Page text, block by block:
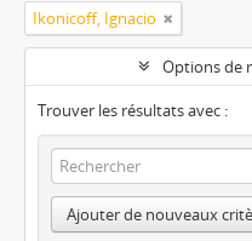
Ikonicoff, Ignacio
Options de
Trouver les résultats avec :
Ajouter de nouveaux